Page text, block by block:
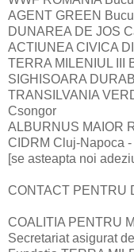
AGENT GREEN
DUNAREA DE JOS
ACTIUNEA CIVICA
TERRA MILENIUL III
SIGHISOARA
TRANSILVANIA
Csongor
ALBURNUS MAIOR
CIDRM Cluj-Napoca
[se asteapta noi
CONTACT PENTRU
COALITIA PENTRU
Secretariat asigurat